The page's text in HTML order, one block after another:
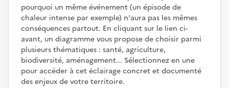
pourquoi un même événement (un épisode de
chaleur intense par exemple) n'aura pas les mêmes
conséquences partout. En cliquant sur le lien ci-
avant, un diagramme vous propose de choisir parmi
plusieurs thématiques : santé, agriculture,
biodiversité, aménagement... Sélectionnez en une
pour accéder à cet éclairage concret et documenté
des enjeux de votre territoire.